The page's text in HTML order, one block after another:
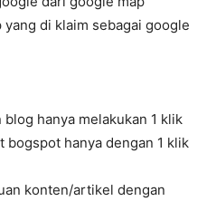
di klaim sebagai google
hanya melakukan 1 klik
bogspot hanya dengan 1 klik
konten/artikel dengan